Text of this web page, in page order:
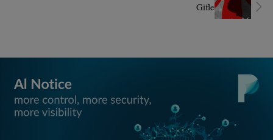
Gifle